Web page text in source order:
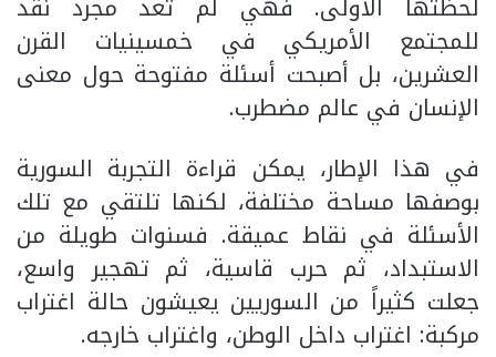
للمجتمع الأمريكي في خمسينيات القرن
العشرين، بل أصبحت أسئلة مفتوحة حول معنى
الإنسان في عالم مضطرب.
في هذا الإطار، يمكن قراءة التجربة السورية
بوصفها مساحة مختلفة، لكنها تلتقي مع تلك
الأسئلة في نقاط عميقة. فسنوات طويلة من
الاستبداد، ثم حرب قاسية، ثم تهجير واسع،
جعلت كثيراً من السوريين يعيشون حالة اغتراب
مركبة: اغتراب داخل الوطن، واغتراب خارجه.